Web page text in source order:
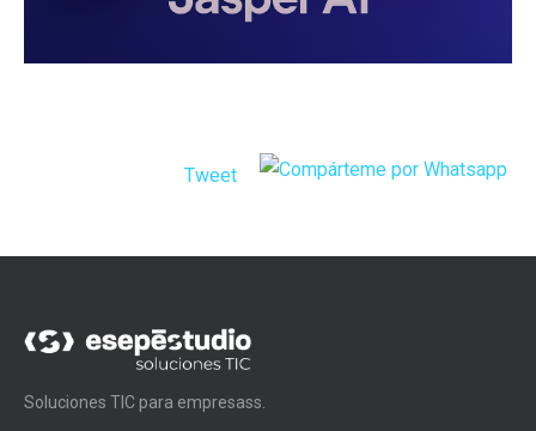
Tweet
Soluciones TIC para empresass.